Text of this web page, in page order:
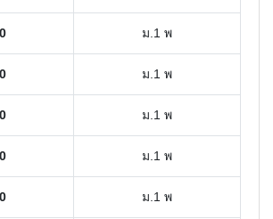
ม.1 พ
ม.1 พ
ม.1 พ
ม.1 พ
ม.1 พ